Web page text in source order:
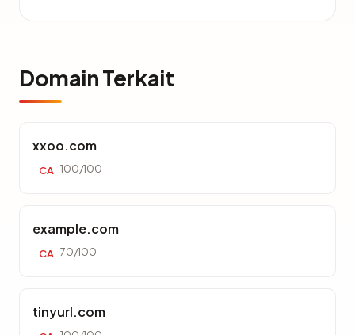
Domain Terkait
xxoo.com
CA 100/100
example.com
CA 70/100
tinyurl.com